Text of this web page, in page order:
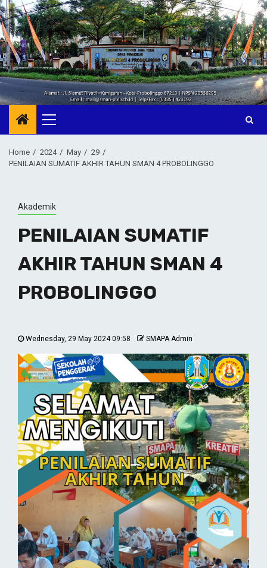
Skip
to
content
Primary
Menu
Home 2024 May
29
PENILAIAN SUMATIF AKHIR TAHUN SMAN 4 PROBOLINGGO
Akademik
PENILAIAN SUMATIF
AKHIR TAHUN SMAN 4
PROBOLINGGO
Wednesday, 29 May 2024 09:58 SMAPA Admin